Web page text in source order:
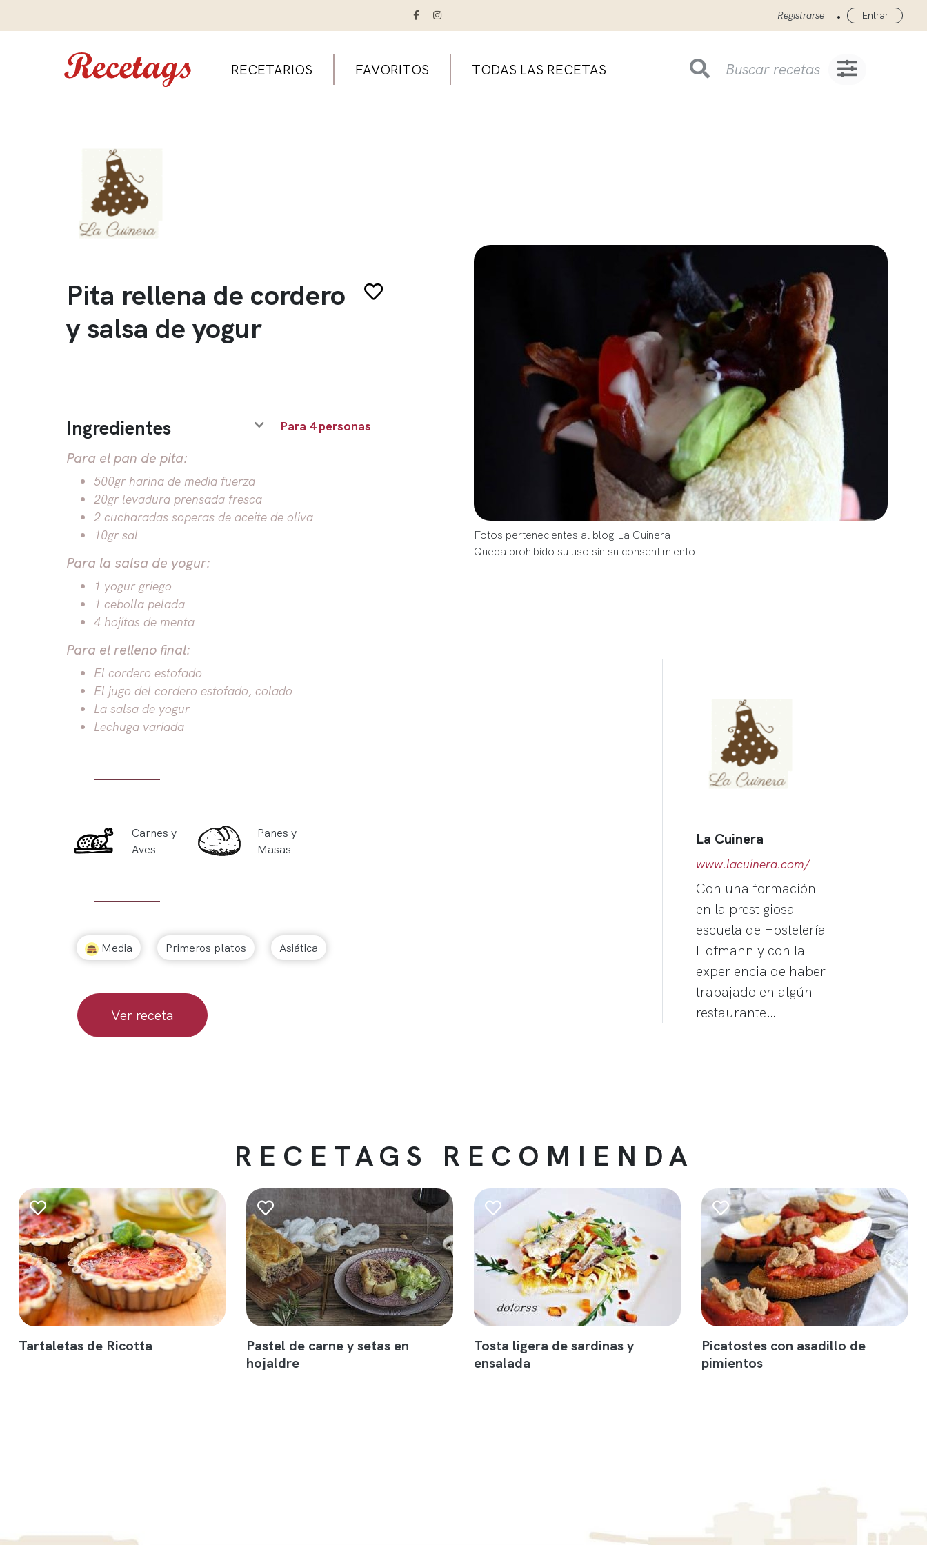
Registrarse • Entrar
RECETARIOS FAVORITOS TODAS LAS RECETAS
Pita rellena de cordero
y salsa de yogur
Ingredientes Para 4 personas
Para el pan de pita:
500gr harina de media fuerza
20gr levadura prensada fresca
2 cucharadas soperas de aceite de oliva
10gr sal
Para la salsa de yogur:
1 yogur griego
1 cebolla pelada
4 hojitas de menta
Para el relleno final:
El cordero estofado
El jugo del cordero estofado, colado
La salsa de yogur
Lechuga variada
Carnes y
Aves
Panes y
Masas
Media Primeros platos Asiática
Ver receta
Fotos pertenecientes al blog La Cuinera.
Queda prohibido su uso sin su consentimiento.
La Cuinera
www.lacuinera.com/
Con una formación
en la prestigiosa
escuela de Hostelería
Hofmann y con la
experiencia de haber
trabajado en algún
restaurante…
RECETAGS RECOMIENDA
Tartaletas de Ricotta
Pastel de carne y setas en
hojaldre
Tosta ligera de sardinas y
ensalada
Picatostes con asadillo de
pimientos